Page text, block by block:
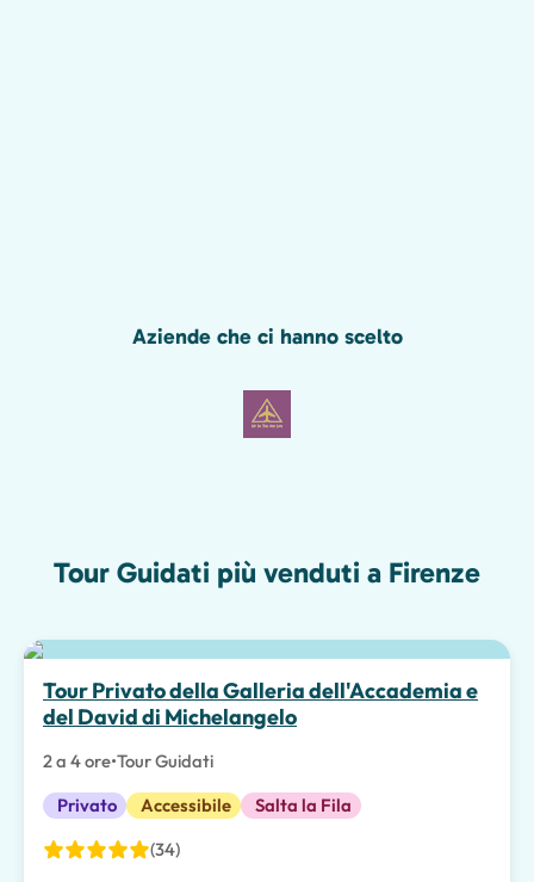
Aziende che ci hanno scelto
Tour Guidati più venduti a Firenze
Scelta migliore
Tour Privato della Galleria dell'Accademia e
del David di Michelangelo
2 a 4 ore•Tour Guidati
Privato
Accessibile
Salta la Fila
(34)